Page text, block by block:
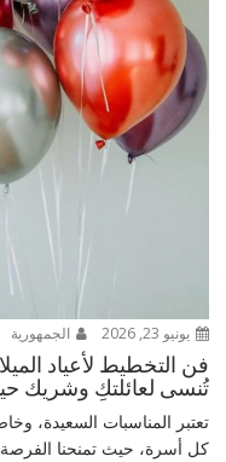
يونيو 23, 2026 الجمهورية
فن التخطيط لأعياد
تُنسى لعائلتكِ وشريك
تعتبر المناسبات السعيدة،
كل أسرة، حيث تمنحنا الفرصة